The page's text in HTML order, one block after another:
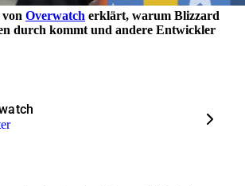
Overwatch erklärt, warum Blizzard
durch kommt und andere Entwickler